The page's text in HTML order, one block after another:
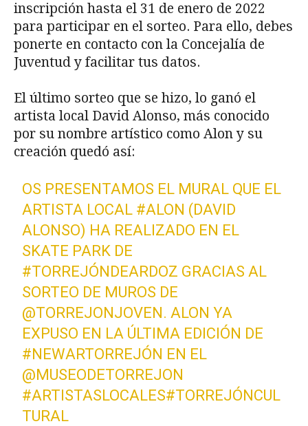
inscripción hasta el 31 de enero de 2022
para participar en el sorteo. Para ello, debes
ponerte en contacto con la Concejalía de
Juventud y facilitar tus datos.
El último sorteo que se hizo, lo ganó el
artista local David Alonso, más conocido
por su nombre artístico como Alon y su
creación quedó así:
OS PRESENTAMOS EL MURAL QUE EL
ARTISTA LOCAL #ALON (DAVID
ALONSO) HA REALIZADO EN EL
SKATE PARK DE
#TORREJÓNDEARDOZ GRACIAS AL
SORTEO DE MUROS DE
@TORREJONJOVEN . ALON YA
EXPUSO EN LA ÚLTIMA EDICIÓN DE
#NEWARTORREJÓN EN EL
@MUSEODETORREJON
#ARTISTASLOCALES#TORREJÓNCUL
TURAL